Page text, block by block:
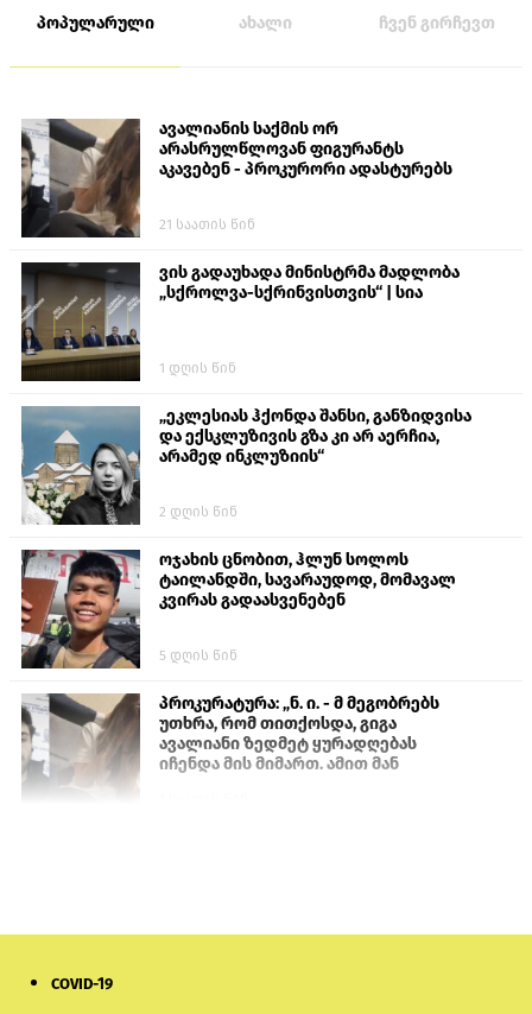
პოპულარული ახალი ჩვენ გირჩევთ
ავალიანის საქმის ორ
არასრულწლოვან ფიგურანტს
აკავებენ - პროკურორი ადასტურებს
21 საათის წინ
ვის გადაუხადა მინისტრმა მადლობა
„სქროლვა-სქრინვისთვის“ | სია
1 დღის წინ
„ეკლესიას ჰქონდა შანსი, განზიდვისა
და ექსკლუზივის გზა კი არ აერჩია,
არამედ ინკლუზიის“
2 დღის წინ
ოჯახის ცნობით, ჰლუნ სოლოს
ტაილანდში, სავარაუდოდ, მომავალ
კვირას გადაასვენებენ
5 დღის წინ
პროკურატურა: „ნ. ი. - მ მეგობრებს
უთხრა, რომ თითქოსდა, გიგა
ავალიანი ზედმეტ ყურადღებას
იჩენდა მის მიმართ. ამით მან
COVID-19